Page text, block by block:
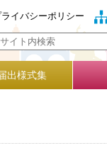
ライバシーポリシー
出様式集